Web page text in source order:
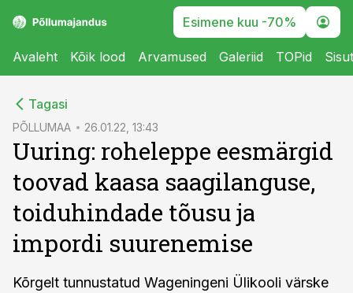
Esimene kuu -70%
Avaleht Kõik lood Arvamused Galeriid TOPid
Tagasi
PÕLLUMAA 26.01.22, 13:43
Uuring: roheleppe eesmärgid
toovad kaasa saagilanguse,
toiduhindade tõusu ja
impordi suurenemise
Kõrgelt tunnustatud Wageningeni Ülikooli värske